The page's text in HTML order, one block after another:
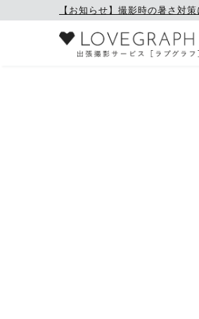
【お知らせ】撮影時の暑さ対